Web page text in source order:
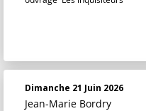
Dimanche 21 Juin 2026
Jean-Marie Bordry